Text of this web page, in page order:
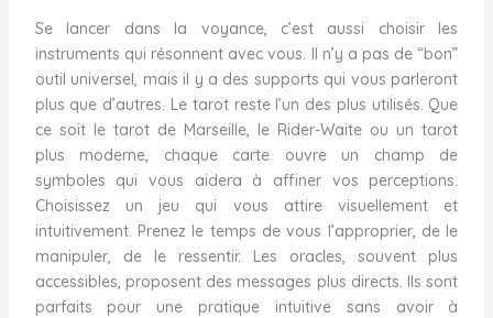
Se lancer dans la voyance, c’est aussi choisir les
instruments qui résonnent avec vous. Il n’y a pas de “bon”
outil universel, mais il y a des supports qui vous parleront
plus que d’autres. Le tarot reste l’un des plus utilisés. Que
ce soit le tarot de Marseille, le Rider-Waite ou un tarot
plus moderne, chaque carte ouvre un champ de
symboles qui vous aidera à affiner vos perceptions.
Choisissez un jeu qui vous attire visuellement et
intuitivement. Prenez le temps de vous l’approprier, de le
manipuler, de le ressentir. Les oracles, souvent plus
accessibles, proposent des messages plus directs. Ils sont
parfaits pour une pratique intuitive sans avoir à